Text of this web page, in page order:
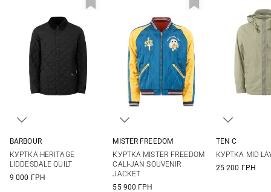
XXL
3XL
BARBOUR
КУРТКА HERITAGE
LIDDESDALE QUILT
9 000 ГРН
MISTER FREEDOM
КУРТКА MISTER FREEDOM
CALI-JAN SOUVENIR
JACKET
55 900 ГРН
TEN C
КУРТКА MID
25 200 ГРН